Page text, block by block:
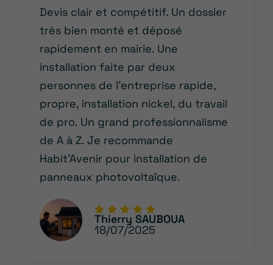
Devis clair et compétitif. Un dossier
très bien monté et déposé
rapidement en mairie. Une
installation faite par deux
personnes de l’entreprise rapide,
propre, installation nickel, du travail
de pro. Un grand professionnalisme
de A à Z. Je recommande
Habit’Avenir pour installation de
panneaux photovoltaïque.
Thierry SAUBOUA
18/07/2025